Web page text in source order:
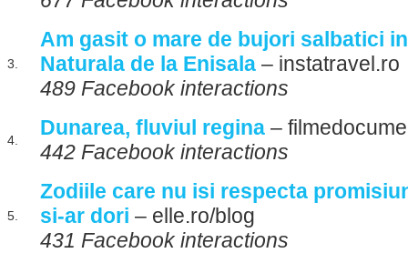
3.
Am gasit o mare de bujori salbatici
Naturala de la Enisala – instatravel.ro
489 Facebook interactions
4.
Dunarea, fluviul regina –
442 Facebook interactions
5.
Zodiile care nu isi respecta
si-ar dori – elle.ro/blog
431 Facebook interactions